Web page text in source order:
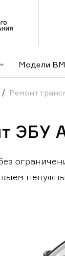
Модели
Ремонт
ЭБУ